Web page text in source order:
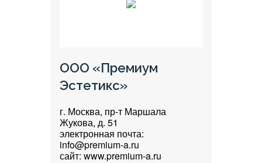
ООО «Премиум
Эстетикс»
г. Москва, пр-т Маршала
Жукова, д. 51
электронная почта:
info@premium-a.ru
сайт: www.premium-a.ru